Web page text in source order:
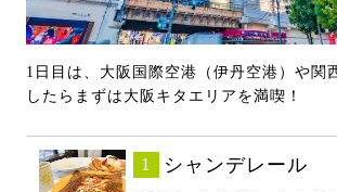
1日目は、大阪国際空港（伊丹空港）や関
したらまずは大阪キタエリアを満喫！
1 シャンデレール